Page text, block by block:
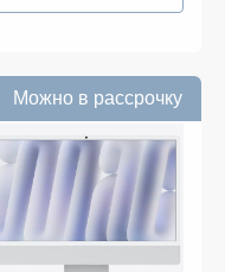
Можно в рассрочку